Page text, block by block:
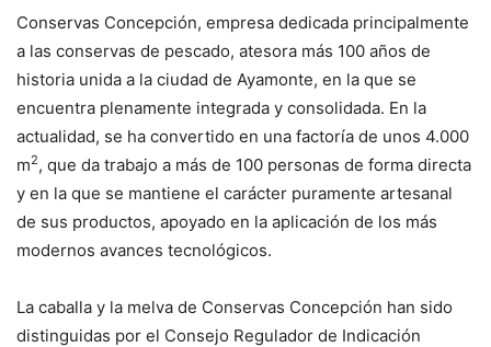
Conservas Concepción, empresa dedicada principalmente
a las conservas de pescado, atesora más 100 años de
historia unida a la ciudad de Ayamonte, en la que se
encuentra plenamente integrada y consolidada. En la
actualidad, se ha convertido en una factoría de unos 4.000
m2, que da trabajo a más de 100 personas de forma directa
y en la que se mantiene el carácter puramente artesanal
de sus productos, apoyado en la aplicación de los más
modernos avances tecnológicos.
La caballa y la melva de Conservas Concepción han sido
distinguidas por el Consejo Regulador de Indicación